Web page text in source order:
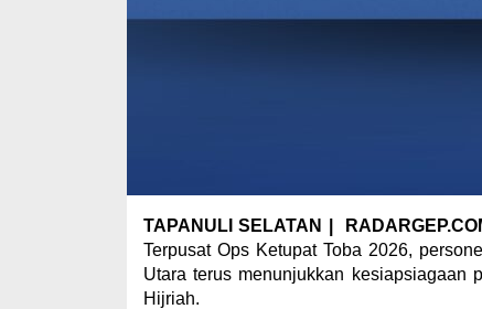
TAPANULI SELATAN |
Terpusat Ops Ketupat Toba 2026,
Utara terus menunjukkan kesiapsiagaan
Hijriah.